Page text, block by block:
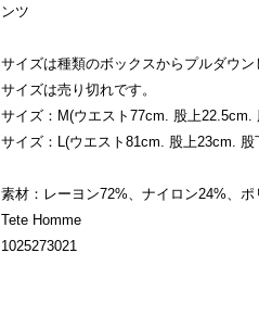
ンツ
サイズは種類のボックスからプルダウ
サイズは売り切れです。
サイズ：M(ウエスト77cm. 股上22.5cm.
サイズ：L(ウエスト81cm. 股上23cm.
素材：レーヨン72%、ナイロン24%、ポ
Tete Homme
1025273021